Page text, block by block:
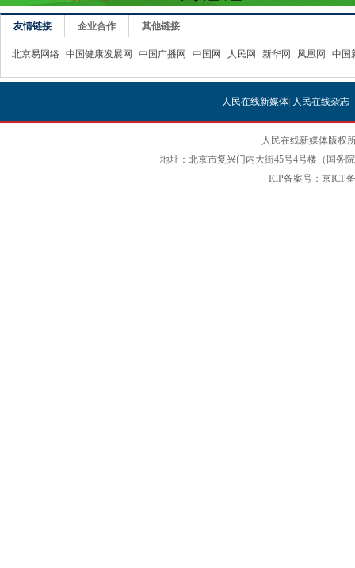
友情链接 企业合作 其他链接
北京易网络 中国健康发展网 中国广播网 中国网 人民网 新华网 凤凰网 中国
人民在线新媒体| 人民在线杂志|
人民在线新媒体版权
地址：北京市复兴门内大街45号4号楼（国务
ICP备案号：京ICP